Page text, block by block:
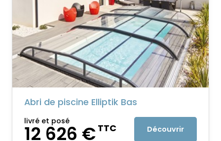
Abri de piscine Elliptik Bas
livré et posé
12 626 €TTC Découvrir